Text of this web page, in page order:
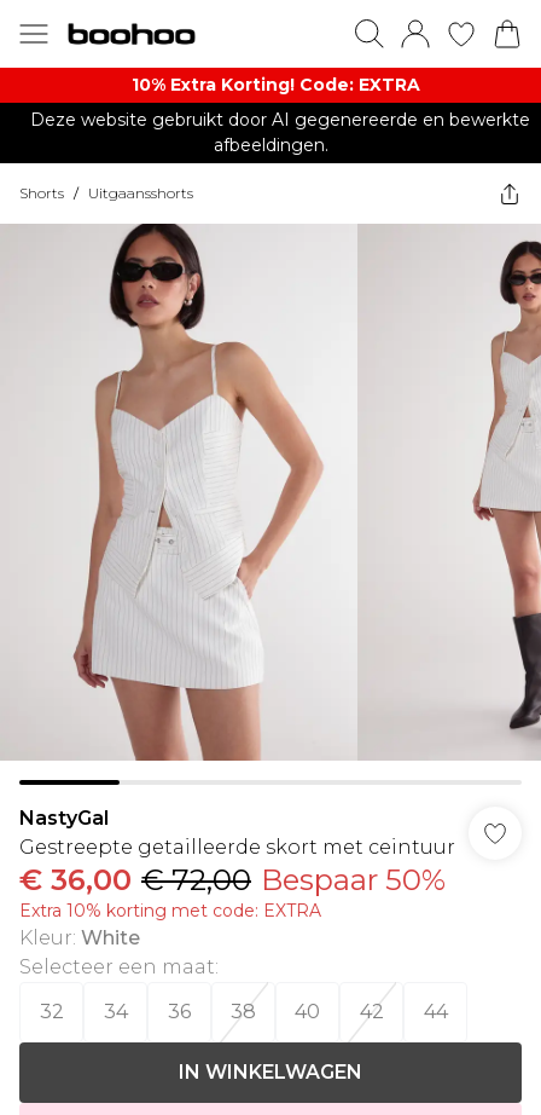
10% Extra Korting! Code: EXTRA​
Deze website gebruikt door AI gegenereerde en bewerkte
afbeeldingen.
Shorts / Uitgaansshorts
NastyGal
Gestreepte getailleerde skort met ceintuur
€ 36,00 € 72,00 Bespaar 50%
Extra 10% korting met code: EXTRA
Kleur: White
Selecteer een maat:
32
34 36 38 40 42 44
IN WINKELWAGEN